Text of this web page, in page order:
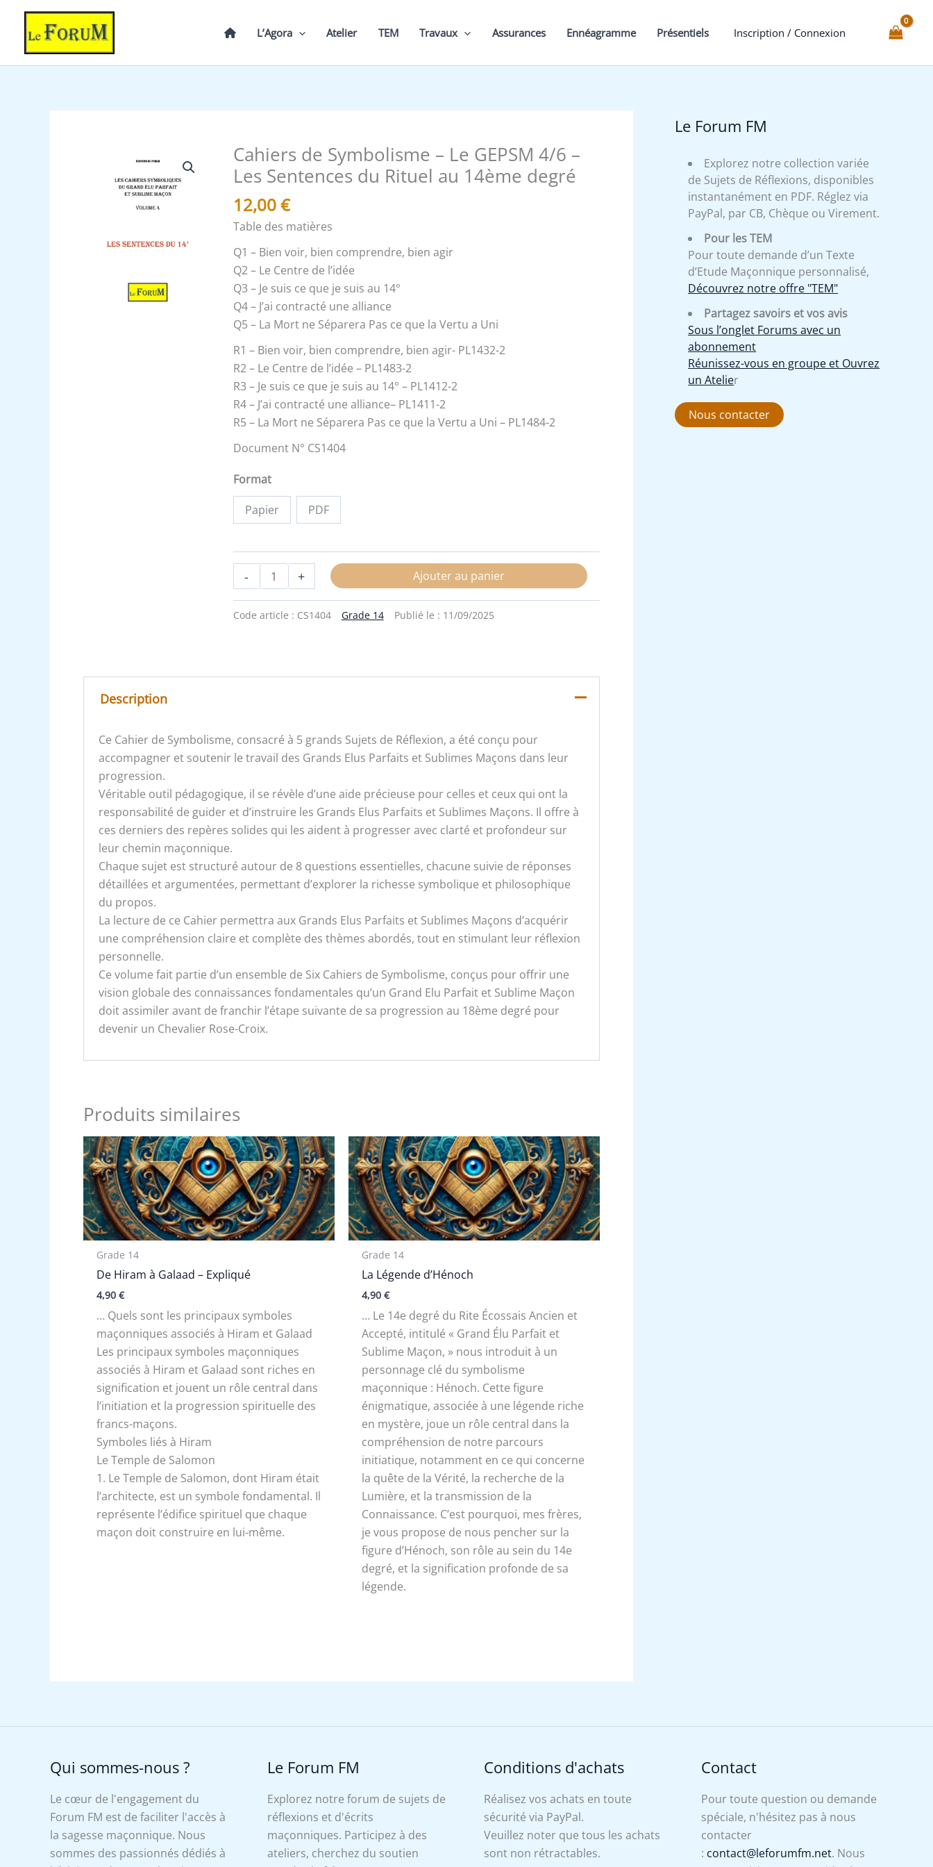
contenu
L’Agora Atelier TEM Travaux Assurances Ennéagramme Présentiels Inscription / Connexion
Cahiers de Symbolisme – Le GEPSM 4/6 –
Les Sentences du Rituel au 14ème degré
12,00€
Table des matières
Q1 – Bien voir, bien comprendre, bien agir
Q2 – Le Centre de l’idée
Q3 – Je suis ce que je suis au 14°
Q4 – J’ai contracté une alliance
Q5 – La Mort ne Séparera Pas ce que la Vertu a Uni
R1 – Bien voir, bien comprendre, bien agir- PL1432-2
R2 – Le Centre de l’idée – PL1483-2
R3 – Je suis ce que je suis au 14° – PL1412-2
R4 – J’ai contracté une alliance– PL1411-2
R5 – La Mort ne Séparera Pas ce que la Vertu a Uni – PL1484-2
Document N° CS1404
Format
Papier PDF
-
quantité
de
de
Symbolisme
Le
GEPSM
4/6
-
Les
Sentences
du
Rituel
au
14ème
degré
+ Ajouter au panier
Code article : CS1404 Grade 14 Publié le : 11/09/2025
Description
Ce Cahier de Symbolisme, consacré à 5 grands Sujets de Réflexion, a été conçu pour
accompagner et soutenir le travail des Grands Elus Parfaits et Sublimes Maçons dans leur
progression.
Véritable outil pédagogique, il se révèle d’une aide précieuse pour celles et ceux qui ont la
responsabilité de guider et d’instruire les Grands Elus Parfaits et Sublimes Maçons. Il offre à
ces derniers des repères solides qui les aident à progresser avec clarté et profondeur sur
leur chemin maçonnique.
Chaque sujet est structuré autour de 8 questions essentielles, chacune suivie de réponses
détaillées et argumentées, permettant d’explorer la richesse symbolique et philosophique
du propos.
La lecture de ce Cahier permettra aux Grands Elus Parfaits et Sublimes Maçons d’acquérir
une compréhension claire et complète des thèmes abordés, tout en stimulant leur réflexion
personnelle.
Ce volume fait partie d’un ensemble de Six Cahiers de Symbolisme, conçus pour offrir une
vision globale des connaissances fondamentales qu’un Grand Elu Parfait et Sublime Maçon
doit assimiler avant de franchir l’étape suivante de sa progression au 18ème degré pour
devenir un Chevalier Rose-Croix.
Produits similaires
Grade 14
De Hiram à Galaad – Expliqué
4,90€
… Quels sont les principaux symboles
maçonniques associés à Hiram et Galaad
Les principaux symboles maçonniques
associés à Hiram et Galaad sont riches en
signification et jouent un rôle central dans
l’initiation et la progression spirituelle des
francs-maçons.
Symboles liés à Hiram
Le Temple de Salomon
1. Le Temple de Salomon, dont Hiram était
l’architecte, est un symbole fondamental. Il
représente l’édifice spirituel que chaque
maçon doit construire en lui-même.
Grade 14
La Légende d’Hénoch
4,90€
… Le 14e degré du Rite Écossais Ancien et
Accepté, intitulé « Grand Élu Parfait et
Sublime Maçon, » nous introduit à un
personnage clé du symbolisme
maçonnique : Hénoch. Cette figure
énigmatique, associée à une légende riche
en mystère, joue un rôle central dans la
compréhension de notre parcours
initiatique, notamment en ce qui concerne
la quête de la Vérité, la recherche de la
Lumière, et la transmission de la
Connaissance. C’est pourquoi, mes frères,
je vous propose de nous pencher sur la
figure d’Hénoch, son rôle au sein du 14e
degré, et la signification profonde de sa
légende.
Le Forum FM
Explorez notre collection variée
de Sujets de Réflexions, disponibles
instantanément en PDF. Réglez via
PayPal, par CB, Chèque ou Virement.
Pour les TEM
Pour toute demande d’un Texte
d’Etude Maçonnique personnalisé,
Découvrez notre offre "TEM"
Partagez savoirs et vos avis
Sous l’onglet Forums avec un
abonnement
Réunissez-vous en groupe et Ouvrez
un Atelier
Nous contacter
Qui sommes-nous ?
Le cœur de l'engagement du
Forum FM est de faciliter l'accès à
la sagesse maçonnique. Nous
sommes des passionnés dédiés à
Le Forum FM
Explorez notre forum de sujets de
réflexions et d'écrits
maçonniques. Participez à des
ateliers, cherchez du soutien
Conditions d'achats
Réalisez vos achats en toute
sécurité via PayPal.
Veuillez noter que tous les achats
sont non rétractables.
Contact
Pour toute question ou demande
spéciale, n'hésitez pas à nous
contacter
: contact@leforumfm.net. Nous